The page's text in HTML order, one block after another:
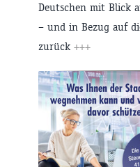
Deutschen mit Blick
– und in Bezug auf
zurück +++